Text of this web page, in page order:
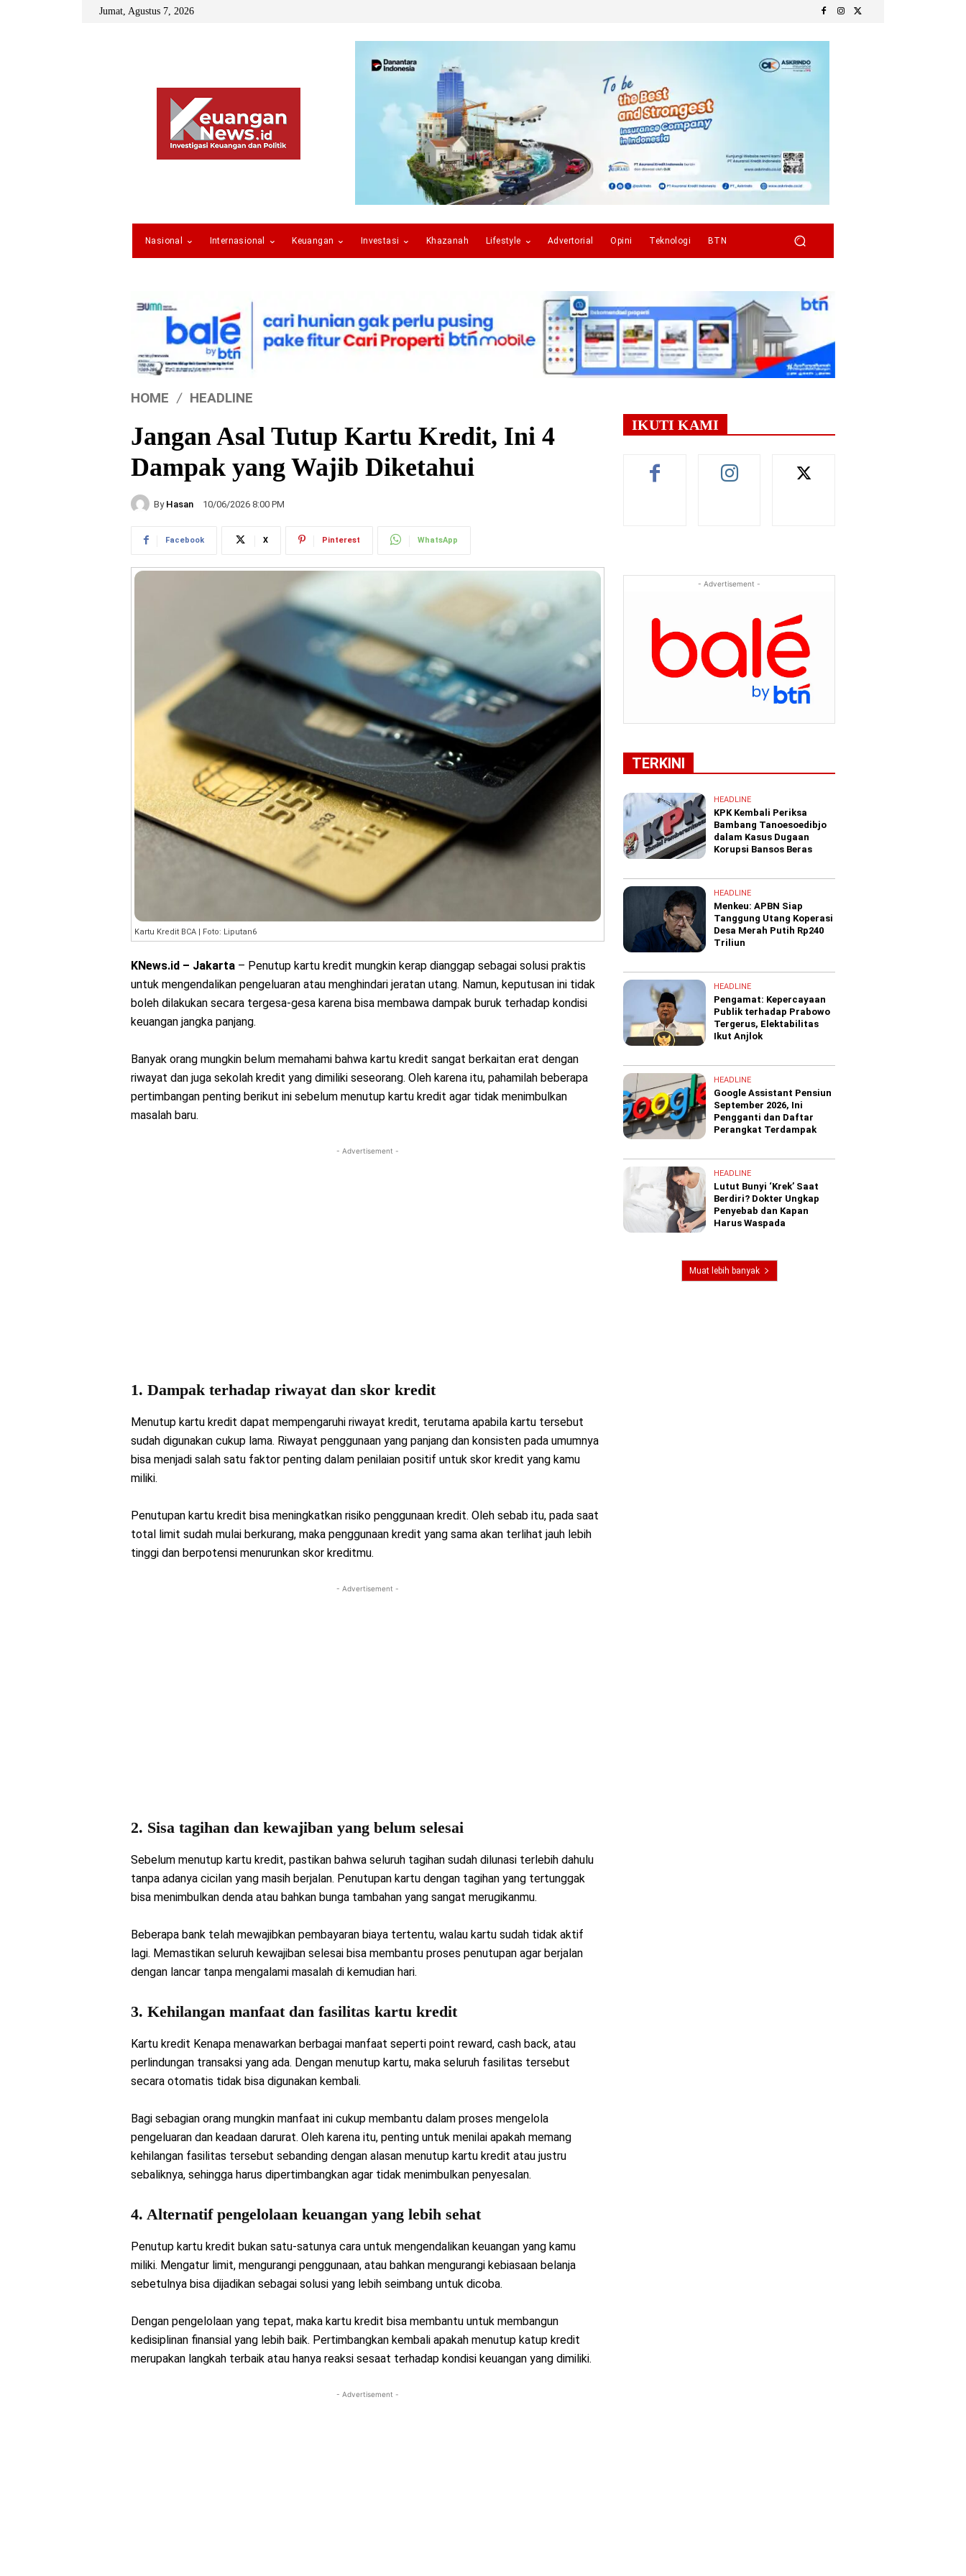
Jumat, Agustus 7, 2026
Nasional Internasional Keuangan Investasi Khazanah Lifestyle Advertorial Opini Teknologi BTN
HOME HEADLINE
Jangan Asal Tutup Kartu Kredit, Ini 4
Dampak yang Wajib Diketahui
By Hasan 10/06/2026 8:00 PM
Facebook X Pinterest WhatsApp
Kartu Kredit BCA | Foto: Liputan6
KNews.id – Jakarta – Penutup kartu kredit mungkin kerap dianggap sebagai solusi praktis
untuk mengendalikan pengeluaran atau menghindari jeratan utang. Namun, keputusan ini tidak
boleh dilakukan secara tergesa-gesa karena bisa membawa dampak buruk terhadap kondisi
keuangan jangka panjang.
Banyak orang mungkin belum memahami bahwa kartu kredit sangat berkaitan erat dengan
riwayat dan juga sekolah kredit yang dimiliki seseorang. Oleh karena itu, pahamilah beberapa
pertimbangan penting berikut ini sebelum menutup kartu kredit agar tidak menimbulkan
masalah baru.
- Advertisement -
1. Dampak terhadap riwayat dan skor kredit
Menutup kartu kredit dapat mempengaruhi riwayat kredit, terutama apabila kartu tersebut
sudah digunakan cukup lama. Riwayat penggunaan yang panjang dan konsisten pada umumnya
bisa menjadi salah satu faktor penting dalam penilaian positif untuk skor kredit yang kamu
miliki.
Penutupan kartu kredit bisa meningkatkan risiko penggunaan kredit. Oleh sebab itu, pada saat
total limit sudah mulai berkurang, maka penggunaan kredit yang sama akan terlihat jauh lebih
tinggi dan berpotensi menurunkan skor kreditmu.
- Advertisement -
2. Sisa tagihan dan kewajiban yang belum selesai
Sebelum menutup kartu kredit, pastikan bahwa seluruh tagihan sudah dilunasi terlebih dahulu
tanpa adanya cicilan yang masih berjalan. Penutupan kartu dengan tagihan yang tertunggak
bisa menimbulkan denda atau bahkan bunga tambahan yang sangat merugikanmu.
Beberapa bank telah mewajibkan pembayaran biaya tertentu, walau kartu sudah tidak aktif
lagi. Memastikan seluruh kewajiban selesai bisa membantu proses penutupan agar berjalan
dengan lancar tanpa mengalami masalah di kemudian hari.
3. Kehilangan manfaat dan fasilitas kartu kredit
Kartu kredit Kenapa menawarkan berbagai manfaat seperti point reward, cash back, atau
perlindungan transaksi yang ada. Dengan menutup kartu, maka seluruh fasilitas tersebut
secara otomatis tidak bisa digunakan kembali.
Bagi sebagian orang mungkin manfaat ini cukup membantu dalam proses mengelola
pengeluaran dan keadaan darurat. Oleh karena itu, penting untuk menilai apakah memang
kehilangan fasilitas tersebut sebanding dengan alasan menutup kartu kredit atau justru
sebaliknya, sehingga harus dipertimbangkan agar tidak menimbulkan penyesalan.
4. Alternatif pengelolaan keuangan yang lebih sehat
Penutup kartu kredit bukan satu-satunya cara untuk mengendalikan keuangan yang kamu
miliki. Mengatur limit, mengurangi penggunaan, atau bahkan mengurangi kebiasaan belanja
sebetulnya bisa dijadikan sebagai solusi yang lebih seimbang untuk dicoba.
Dengan pengelolaan yang tepat, maka kartu kredit bisa membantu untuk membangun
kedisiplinan finansial yang lebih baik. Pertimbangkan kembali apakah menutup katup kredit
merupakan langkah terbaik atau hanya reaksi sesaat terhadap kondisi keuangan yang dimiliki.
- Advertisement -
IKUTI KAMI
- Advertisement -
TERKINI
HEADLINE
KPK Kembali Periksa
Bambang Tanoesoedibjo
dalam Kasus Dugaan
Korupsi Bansos Beras
HEADLINE
Menkeu: APBN Siap
Tanggung Utang Koperasi
Desa Merah Putih Rp240
Triliun
HEADLINE
Pengamat: Kepercayaan
Publik terhadap Prabowo
Tergerus, Elektabilitas
Ikut Anjlok
HEADLINE
Google Assistant Pensiun
September 2026, Ini
Pengganti dan Daftar
Perangkat Terdampak
HEADLINE
Lutut Bunyi ‘Krek’ Saat
Berdiri? Dokter Ungkap
Penyebab dan Kapan
Harus Waspada
Muat lebih banyak